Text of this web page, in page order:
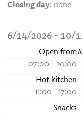
Closing day: none
6/14/2026 - 10/
Open from
07:00 - 20:00
Hot kitchen
11:00 - 17:00
Snacks